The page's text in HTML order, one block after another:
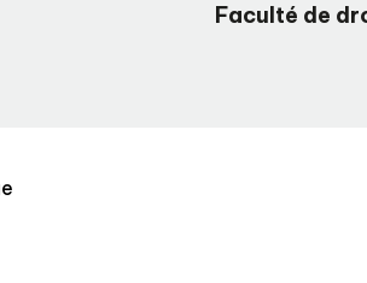
Faculté de